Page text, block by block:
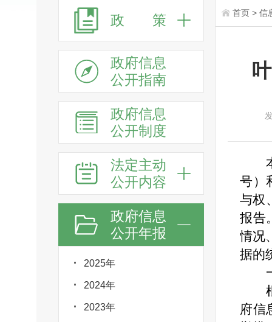
政 策
政府信息
公开指南
政府信息
公开制度
法定主动
公开内容
政府信息
公开年报
2025年
2024年
2023年
首页 > 信
号）
与权
报告
情况
据的
府信